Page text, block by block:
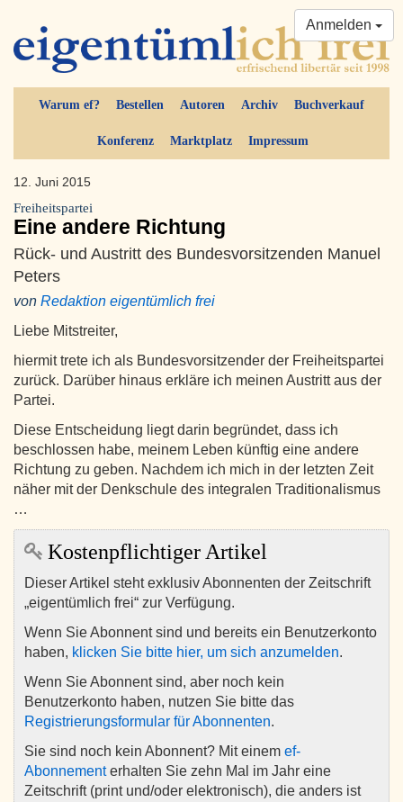
Warum ef? Bestellen Autoren Archiv Buchverkauf
Konferenz Marktplatz Impressum
Anmelden
12. Juni 2015
Freiheitspartei
Eine andere Richtung
Rück- und Austritt des Bundesvorsitzenden Manuel
Peters
von Redaktion eigentümlich frei
Liebe Mitstreiter,
hiermit trete ich als Bundesvorsitzender der Freiheitspartei
zurück. Darüber hinaus erkläre ich meinen Austritt aus der
Partei.
Diese Entscheidung liegt darin begründet, dass ich
beschlossen habe, meinem Leben künftig eine andere
Richtung zu geben. Nachdem ich mich in der letzten Zeit
näher mit der Denkschule des integralen Traditionalismus
…
Kostenpflichtiger Artikel
Dieser Artikel steht exklusiv Abonnenten der Zeitschrift
„eigentümlich frei“ zur Verfügung.
Wenn Sie Abonnent sind und bereits ein Benutzerkonto
haben, klicken Sie bitte hier, um sich anzumelden.
Wenn Sie Abonnent sind, aber noch kein
Benutzerkonto haben, nutzen Sie bitte das
Registrierungsformular für Abonnenten.
Sie sind noch kein Abonnent? Mit einem ef-
Abonnementerhalten Sie zehn Mal im Jahr eine
Zeitschrift (print und/oder elektronisch), die anders ist